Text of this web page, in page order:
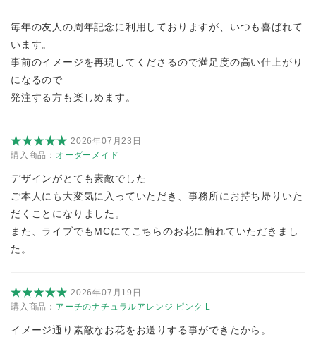
毎年の友人の周年記念に利用しておりますが、いつも喜ばれて
います。
事前のイメージを再現してくださるので満足度の高い仕上がり
になるので
発注する方も楽しめます。
2026年07月23日
購入商品： オーダーメイド
デザインがとても素敵でした
ご本人にも大変気に入っていただき、事務所にお持ち帰りいた
だくことになりました。
また、ライブでもMCにてこちらのお花に触れていただきまし
た。
2026年07月19日
購入商品： アーチのナチュラルアレンジ ピンク L
イメージ通り素敵なお花をお送りする事ができたから。